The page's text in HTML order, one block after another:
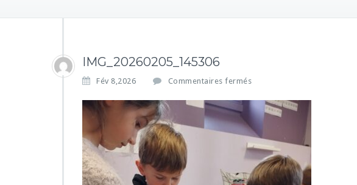
IMG_20260205_145306
Fév 8,2026 Commentaires fermés
I
M
G
_
2
0